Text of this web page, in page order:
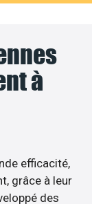
à
efficacité,
grâce à leur
des